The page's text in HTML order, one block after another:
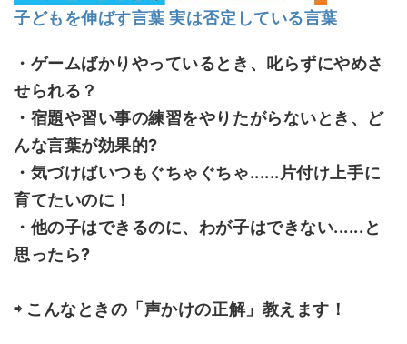
子どもを伸ばす言葉 実は否定している言葉
・ゲームばかりやっているとき、叱らずにやめさ
せられる？
・宿題や習い事の練習をやりたがらないとき、ど
んな言葉が効果的?
・気づけばいつもぐちゃぐちゃ......片付け上手に
育てたいのに！
・他の子はできるのに、わが子はできない......と
思ったら?
⇨ こんなときの「声かけの正解」教えます！